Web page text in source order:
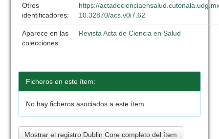
Otros
identificadores:
https://
10.32870/acs.v0i7.62
Aparece en las
colecciones:
Revista Acta de Ciencia en Salud
Ficheros en este ítem:
No hay ficheros asociados a este ítem.
Mostrar el registro Dublin Core completo del ítem